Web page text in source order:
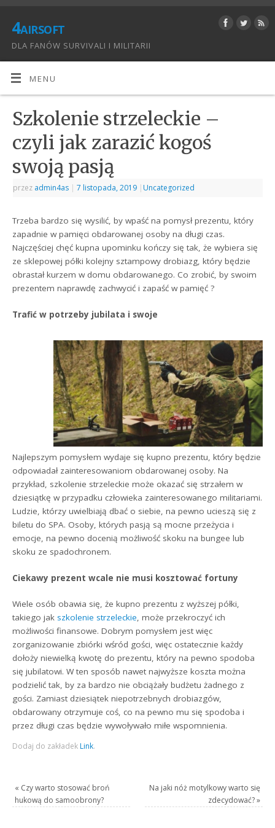
4airsoft
DLA FANÓW SURVIVALI I MILITARII
MENU
Szkolenie strzeleckie –
czyli jak zarazić kogoś
swoją pasją
przez admin4as | 7 listopada, 2019 | Uncategorized
Trzeba bardzo się wysilić, by wpaść na pomysł prezentu, który
zapadnie w pamięci obdarowanej osoby na długi czas.
Najczęściej chęć kupna upominku kończy się tak, że wybiera się
ze sklepowej półki kolejny sztampowy drobiazg, który będzie
obrastał kurzem w domu obdarowanego. Co zrobić, by swoim
prezentem naprawdę zachwycić i zapaść w pamięć ?
Trafić w potrzeby jubilata i swoje
Najlepszym pomysłem wydaje się kupno prezentu, który będzie
odpowiadał zainteresowaniom obdarowanej osoby. Na
przykład, szkolenie strzeleckie może okazać się strzałem w
dziesiątkę w przypadku człowieka zainteresowanego militariami.
Ludzie, którzy uwielbiają dbać o siebie, na pewno ucieszą się z
biletu do SPA. Osoby, których pasją są mocne przeżycia i
emocje, na pewno docenią możliwość skoku na bungee lub
skoku ze spadochronem.
Ciekawy prezent wcale nie musi kosztować fortuny
Wiele osób obawia się, że kupno prezentu z wyższej półki,
takiego jak szkolenie strzeleckie, może przekroczyć ich
możliwości finansowe. Dobrym pomysłem jest więc
zorganizowanie zbiórki wśród gości, więc ostatecznie każdy
dołoży niewielką kwotę do prezentu, który na pewno spodoba
się jubilatowi. W ten sposób nawet najwyższe koszta można
podzielić tak, by za bardzo nie obciążały budżetu żadnego z
gości. Zamiast dziesiątek niepotrzebnych drobiazgów,
obdarowany otrzymuje coś, co na pewno mu się spodoba i
przez długi czas będzie wywoływało miłe wspomnienia.
Dodaj do zakładek Link.
« Czy warto stosować broń
hukową do samoobrony?
Na jaki nóż motylkowy warto się
zdecydować?»